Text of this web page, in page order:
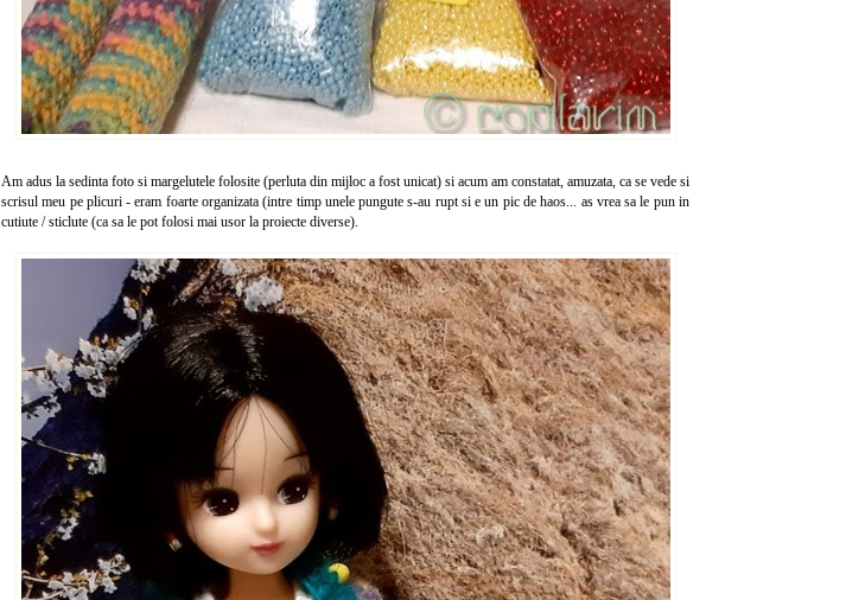
Am adus la sedinta foto si margelutele folosite (perluta din mijloc a fost unicat) si acum am constatat, amuzata, ca se vede si
scrisul meu pe plicuri - eram foarte organizata (intre timp unele pungute s-au rupt si e un pic de haos... as vrea sa le pun in
cutiute / sticlute (ca sa le pot folosi mai usor la proiecte diverse).